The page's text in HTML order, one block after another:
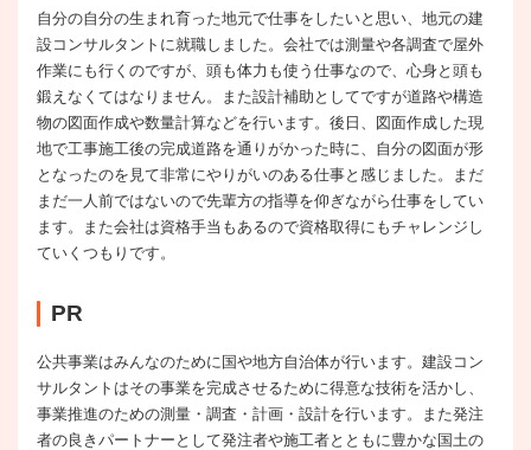
自分の自分の生まれ育った地元で仕事をしたいと思い、地元の建
設コンサルタントに就職しました。会社では測量や各調査で屋外
作業にも行くのですが、頭も体力も使う仕事なので、心身と頭も
鍛えなくてはなりません。また設計補助としてですが道路や構造
物の図面作成や数量計算などを行います。後日、図面作成した現
地で工事施工後の完成道路を通りがかった時に、自分の図面が形
となったのを見て非常にやりがいのある仕事と感じました。まだ
まだ一人前ではないので先輩方の指導を仰ぎながら仕事をしてい
ます。また会社は資格手当もあるので資格取得にもチャレンジし
ていくつもりです。
PR
公共事業はみんなのために国や地方自治体が行います。建設コン
サルタントはその事業を完成させるために得意な技術を活かし、
事業推進のための測量・調査・計画・設計を行います。また発注
者の良きパートナーとして発注者や施工者とともに豊かな国土の